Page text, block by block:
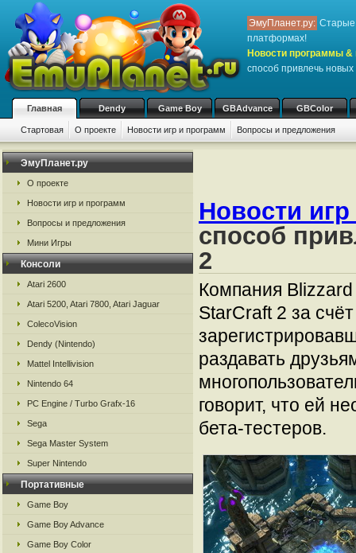
ЭмуПланет.ру: Старые
платформах!
Новости программы &
способ привлечь новых
Главная Dendy Game Boy GBAdvance GBColor
Стартовая О проекте Новости игр и программ Вопросы и предложения
ЭмуПланет.ру
О проекте
Новости игр и программ
Вопросы и предложения
Мини Игры
Консоли
Atari 2600
Atari 5200, Atari 7800, Atari Jaguar
ColecoVision
Dendy (Nintendo)
Mattel Intellivision
Nintendo 64
PC Engine / Turbo Grafx-16
Sega
Sega Master System
Super Nintendo
Портативные
Game Boy
Game Boy Advance
Game Boy Color
Новости
способ
2
Компания
StarCraft 2 за
раздавать
говорит, что ей
бета-тестеров.